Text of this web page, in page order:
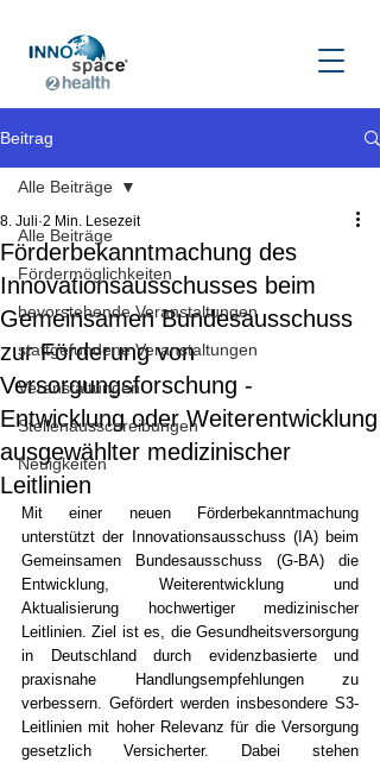
Beitrag
Alle Beiträge
Fördermöglichkeiten
bevorstehende Veranstaltungen
stattgefundene Veranstaltungen
Veranstaltungen
Stellenausschreibungen
Neuigkeiten
Alle Beiträge
Förderbekanntmachung des
Innovationsausschusses beim
Gemeinsamen Bundesausschuss
zur Förderung von
Versorgungsforschung -
Entwicklung oder Weiterentwicklung
ausgewählter medizinischer
Leitlinien
8. Juli 2 Min. Lesezeit
Mit einer neuen Förderbekanntmachung
unterstützt der Innovationsausschuss (IA) beim
Gemeinsamen Bundesausschuss (G-BA) die
Entwicklung, Weiterentwicklung und
Aktualisierung hochwertiger medizinischer
Leitlinien. Ziel ist es, die Gesundheitsversorgung
in Deutschland durch evidenzbasierte und
praxisnahe Handlungsempfehlungen zu
verbessern. Gefördert werden insbesondere S3-
Leitlinien mit hoher Relevanz für die Versorgung
gesetzlich Versicherter. Dabei stehen